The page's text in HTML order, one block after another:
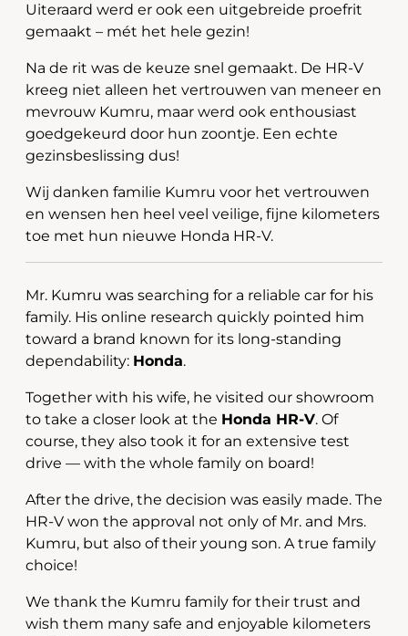
Uiteraard werd er ook een uitgebreide proefrit
gemaakt – mét het hele gezin!
Na de rit was de keuze snel gemaakt. De HR-V
kreeg niet alleen het vertrouwen van meneer en
mevrouw Kumru, maar werd ook enthousiast
goedgekeurd door hun zoontje. Een echte
gezinsbeslissing dus!
Wij danken familie Kumru voor het vertrouwen
en wensen hen heel veel veilige, fijne kilometers
toe met hun nieuwe Honda HR-V.
Mr. Kumru was searching for a reliable car for his
family. His online research quickly pointed him
toward a brand known for its long-standing
dependability: Honda.
Together with his wife, he visited our showroom
to take a closer look at the Honda HR-V. Of
course, they also took it for an extensive test
drive — with the whole family on board!
After the drive, the decision was easily made. The
HR-V won the approval not only of Mr. and Mrs.
Kumru, but also of their young son. A true family
choice!
We thank the Kumru family for their trust and
wish them many safe and enjoyable kilometers